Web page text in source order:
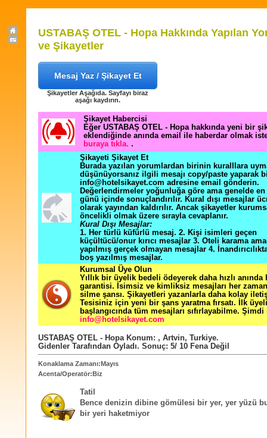
USTABAŞ OTEL - Hopa Hakkında Yapılan
ve Şikayetler
Mesaj Yaz / Şikayet Et
Şikayetler Aşağıda. Sayfayı biraz
aşağı kaydırın.
Şikayet Habercisi
Eğer USTABAŞ OTEL - Hopa hakkında yeni bir
eklendiğinde anında email ile haberdar olmak
buraya tıkla. .
Şikayeti Şikayet Et
Burada yazılan yorumlardan birinin kuralllara
düşünüyorsanız ilgili mesajı copy/paste yaparak
info@hotelsikayet.com adresine email gönderin.
Değerlendirmeler yoğunluğa göre ama genelde
günü içinde sonuçlandırılır. Kural dışı mesajlar
olarak yayından kaldırılır. Ancak şikayetler
öncelikli olmak üzere sırayla cevaplanır.
Kural Dışı Mesajlar:
1. Her türlü küfürlü mesaj. 2. Kişi isimleri geçen
küçültücü/onur kırıcı mesajlar 3. Oteli karama
yapılmış gerçek olmayan mesajlar 4.
boş yazılmış mesajlar.
Kurumsal Üye Olun
Yıllık bir üyelik bedeli ödeyerek daha hızlı
garantisi. İsimsiz ve kimliksiz mesajları her zaman
silme şansı. Şikayetleri yazanlarla daha kolay
Tesisiniz için yeni bir şans yaratma fırsatı. İlk
başlangıcında tüm mesajları sıfırlayabilme. Şimdi
info@hotelsikayet.com
USTABAŞ OTEL - HopaKonum: , Artvin, Turkiye.
Gidenler Tarafından Oyladı. Sonuç: 5/ 10 Fena Değil
Konaklama Zamanı:Mayıs
Acenta/Operatör:Biz
Tatil
Bence denizin dibine gömülesi bir yer, yer yüzü
bir yeri haketmiyor